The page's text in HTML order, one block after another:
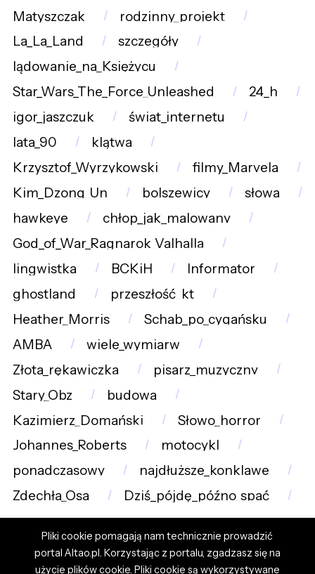
Matyszczak
rodzinny_projekt
La_La_Land
szczegóły
lądowanie_na_Księżycu
Star_Wars_The_Force_Unleashed
24_h
igor_jaszczuk
świat_internetu
lata_90
klątwa
Krzysztof_Wyrzykowski
filmy_Marvela
Kim_Dzong_Un
bolszewicy
słowa
hawkeye
chłop_jak_malowany
God_of_War_Ragnarok_Valhalla
lingwistka
BCKiH
Informator
ghostland
przeszłość_kt
Heather_Morris
Schab_po_cygańsku
AMBA
wiele_wymiarw
Złota_rękawiczka
pisarz_muzyczny
Stary_Obz
budowa
Kazimierz_Domański
Słowo_horror
Johannes_Roberts
motocykl
ponadczasowy
najdłuższe_konklawe
Zdechła_Osa
Dziś_pójdę_późno_spać
Pliki cookie pomagają nam technicznie prowadzić
portal Altao.pl. Korzystając z portalu, zgadzasz się na
użycie plików cookie. Pliki cookie są wykorzystywane